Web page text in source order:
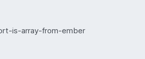
is-array-from-ember